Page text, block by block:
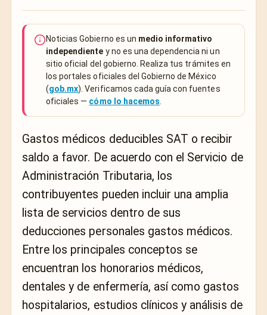
Noticias Gobierno es un medio informativo
independiente y no es una dependencia ni un
sitio oficial del gobierno. Realiza tus trámites en
los portales oficiales del Gobierno de México
(gob.mx). Verificamos cada guía con fuentes
oficiales — cómo lo hacemos
Gastos médicos deducibles SAT o recibir
saldo a favor. De acuerdo con el Servicio de
Administración Tributaria, los
contribuyentes pueden incluir una amplia
lista de servicios dentro de sus
deducciones personales gastos médicos.
Entre los principales conceptos se
encuentran los honorarios médicos,
dentales y de enfermería, así como gastos
hospitalarios, estudios clínicos y análisis de